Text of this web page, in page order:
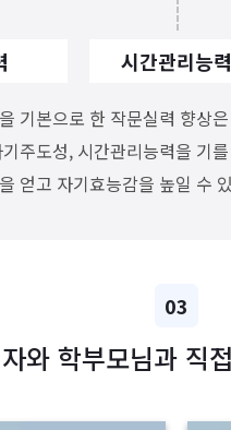
시간관리능력
기본으로 한 작문실력 향상
주도성, 시간관리능력을 기
얻고 자기효능감을 높일 수
03
와 학부모님과 직